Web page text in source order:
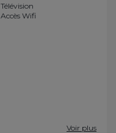
Télévision
Accès Wifi
Voir plus